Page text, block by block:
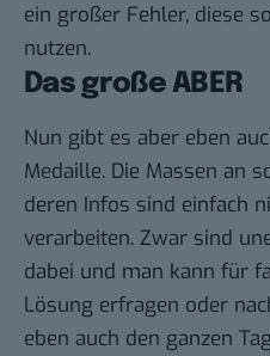
ein großer Fehler, diese
nutzen.
Das große ABER
Nun gibt es aber eben
Medaille. Die Massen an
deren Infos sind einfach
verarbeiten. Zwar sind
dabei und man kann für
Lösung erfragen oder
eben auch den ganzen